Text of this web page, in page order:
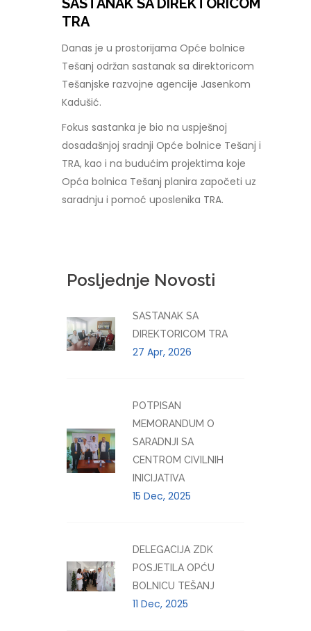
SASTANAK SA DIREKTORICOM
TRA
Danas je u prostorijama Opće bolnice
Tešanj održan sastanak sa direktoricom
Tešanjske razvojne agencije Jasenkom
Kadušić.
Fokus sastanka je bio na uspješnoj
dosadašnjoj sradnji Opće bolnice Tešanj i
TRA, kao i na budućim projektima koje
Opća bolnica Tešanj planira započeti uz
saradnju i pomoć uposlenika TRA.
Posljednje Novosti
SASTANAK SA
DIREKTORICOM TRA
27 Apr, 2026
POTPISAN
MEMORANDUM O
SARADNJI SA
CENTROM CIVILNIH
INICIJATIVA
15 Dec, 2025
DELEGACIJA ZDK
POSJETILA OPĆU
BOLNICU TEŠANJ
11 Dec, 2025